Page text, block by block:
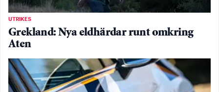
UTRIKES
Grekland: Nya eldhärdar runt omkring
Aten